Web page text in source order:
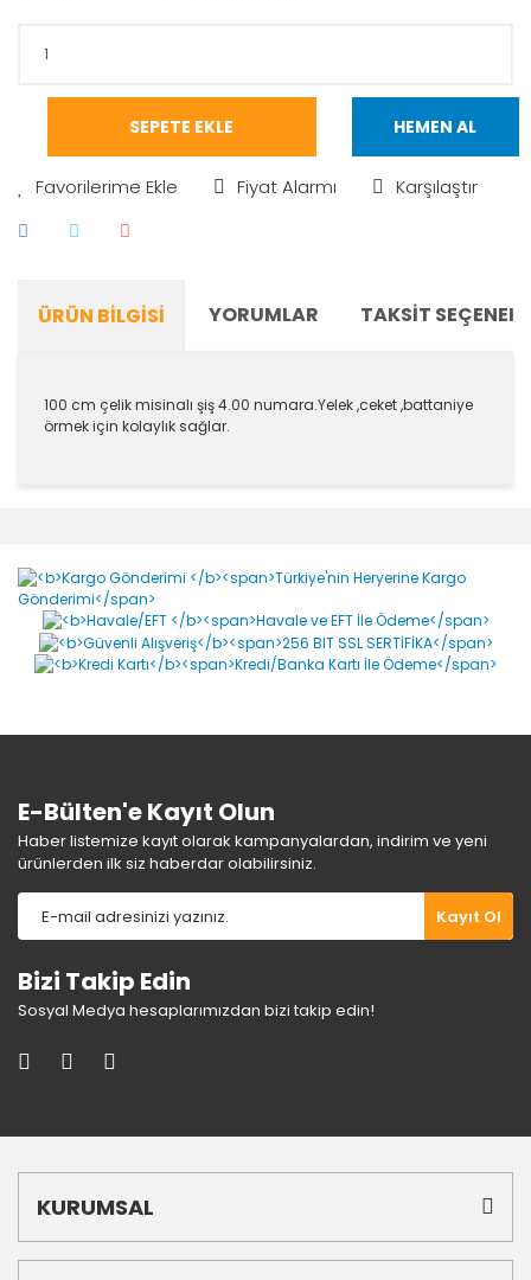
SEPETE EKLE HEMEN AL
Fiyat Alarmı Karşılaştır
ÜRÜN BILGISI YORUMLAR TAKSIT
100 cm çelik misinalı şiş 4.00 numara.Yelek ,ceket ,battaniye
örmek için kolaylık sağlar.
Yorum Yaz
Ürün resmi kalitesiz, bozuk veya görüntülenemiyor.
Ürün açıklamasında eksik bilgiler bulunuyor.
Ürün bilgilerinde hatalar bulunuyor.
E-Bülten'e Kayıt Olun
Haber listemize kayıt olarak kampanyalardan, indirim ve yeni
ürünlerden ilk siz haberdar olabilirsiniz.
Kayıt Ol
Bizi Takip Edin
Sosyal Medya hesaplarımızdan bizi takip edin!
KURUMSAL